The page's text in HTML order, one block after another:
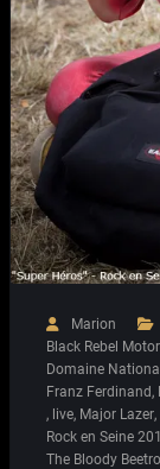
Marion
Black Rebel
Domaine
Franz Ferdinand,
, live, Major Lazer,
Rock en Seine
The Bloody